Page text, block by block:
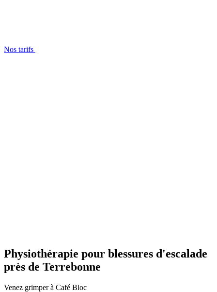
Nos tarifs
Physiothérapie pour blessures d'escalade
près de Terrebonne
Venez grimper à Café Bloc